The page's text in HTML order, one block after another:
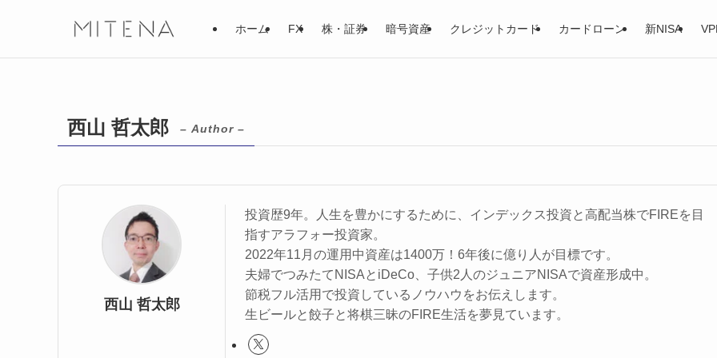
ホーム FX 株・証券 暗号資産 クレジットカード カードローン 新NISA
西山 哲太郎 – Author –
西山 哲太郎
投資歴9年。人生を豊かにするために、インデックス投資と高配当株でFIREを目
指すアラフォー投資家。
2022年11月の運用中資産は1400万！6年後に億り人が目標です。
夫婦でつみたてNISAとiDeCo、子供2人のジュニアNISAで資産形成中。
節税フル活用で投資しているノウハウをお伝えします。
生ビールと餃子と将棋三昧のFIRE生活を夢見ています。